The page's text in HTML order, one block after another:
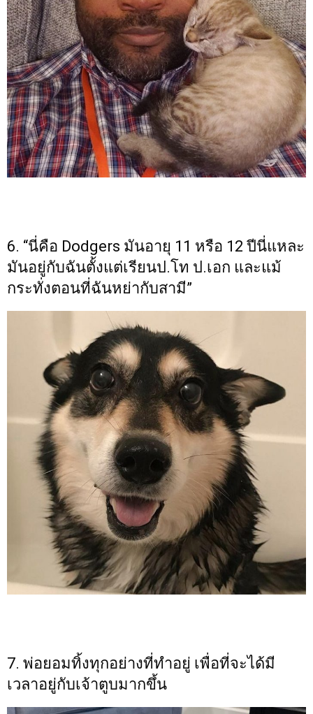
6. “นี่คือ Dodgers มันอายุ 11 หรือ 12 ปีนี่แหละ
มันอยู่กับฉันตั้งแต่เรียนป.โท ป.เอก และแม้
กระทั่งตอนที่ฉันหย่ากับสามี”
7. พ่อยอมทิ้งทุกอย่างที่ทำอยู่ เพื่อที่จะได้มี
เวลาอยู่กับเจ้าตูบมากขึ้น